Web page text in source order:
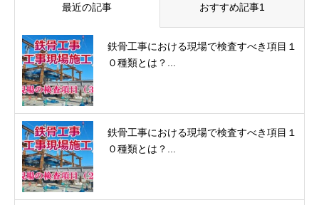
最近の記事 おすすめ記事1
鉄骨工事における現場で検査すべき項目１
０種類とは？...
鉄骨工事における現場で検査すべき項目１
０種類とは？...